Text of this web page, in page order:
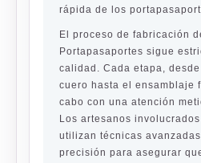
rápida de los
El proceso de fabricación
Portapasaportes sigue
calidad. Cada etapa,
cuero hasta el ensamblaje
cabo con una atención
Los artesanos
utilizan técnicas
precisión para asegurar